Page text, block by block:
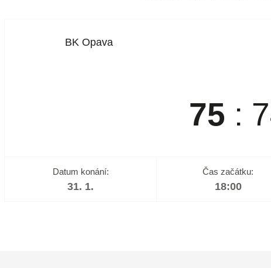
BK Opava
75 :
Datum konání:
31. 1.
Čas začátku:
18:00